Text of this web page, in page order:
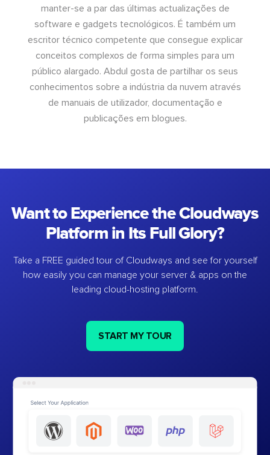
manter-se a par das últimas actualizações de
software e gadgets tecnológicos. É também um
escritor técnico competente que consegue explicar
conceitos complexos de forma simples para um
público alargado. Abdul gosta de partilhar os seus
conhecimentos sobre a indústria da nuvem através
de manuais de utilizador, documentação e
publicações em blogues.
Want to Experience the Cloudways
Platform in Its Full Glory?
Take a FREE guided tour of Cloudways and see for yourself
how easily you can manage your server & apps on the
leading cloud-hosting platform.
START MY TOUR